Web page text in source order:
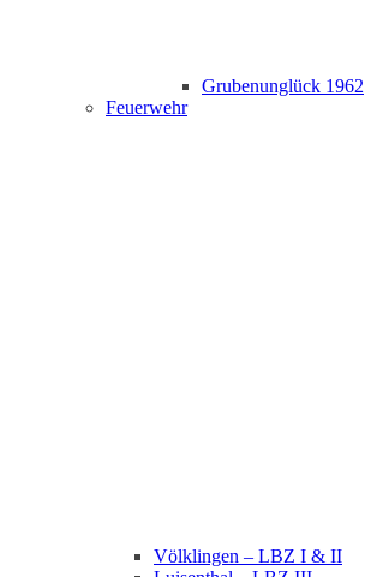
Grubenunglück 1962
Feuerwehr
Völklingen – LBZ I & II